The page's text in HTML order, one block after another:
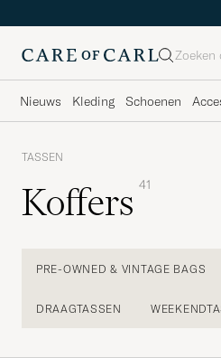
Zoeken
Nieuws Kleding Schoenen
TASSEN
Koffers 41
PRE-OWNED & VINTAGE BAGS
DRAAGTASSEN